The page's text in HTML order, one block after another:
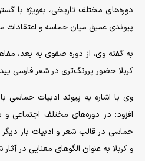
دوره‌های مختلف تاریخی، به‌ویژه با
پیوندی عمیق میان حماسه و
به گفته وی، از دوره صفوی به بعد،
کربلا حضور پررنگ‌تری در شعر فارسی
وی با اشاره به پیوند ادبیات حماسی
افزود: در دوره‌های مختلف اجتماعی و
حماسی در قالب شعر و ادبیات بار دیگر
و کربلا به عنوان الگو‌های معنایی در